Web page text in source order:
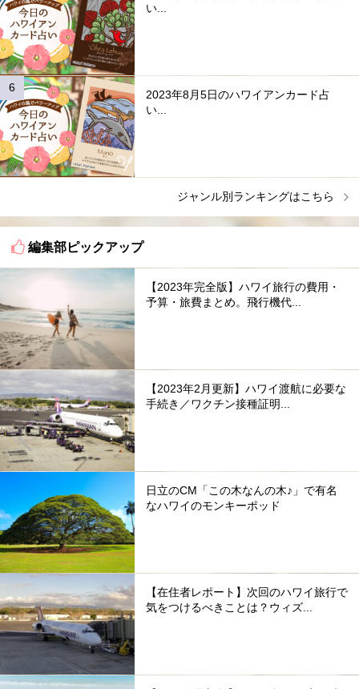
い...
2023年8月5日のハワイアンカード占
い...
ジャンル別ランキングはこちら
編集部ピックアップ
【2023年完全版】ハワイ旅行の費用・
予算・旅費まとめ。飛行機代...
【2023年2月更新】ハワイ渡航に必要な
手続き／ワクチン接種証明...
日立のCM「この木なんの木♪」で有名
なハワイのモンキーポッド
【在住者レポート】次回のハワイ旅行で
気をつけるべきことは？ウィズ...